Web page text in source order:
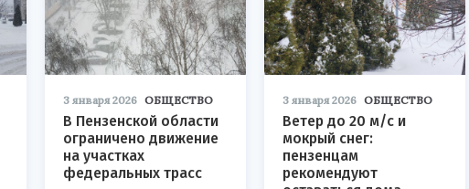
3 января 2026 ОБЩЕСТВО
В Пензенской области
ограничено движение
на участках
федеральных трасс
3 января 2026 ОБЩЕСТВО
Ветер до 20 м/с и
мокрый снег:
пензенцам
рекомендуют